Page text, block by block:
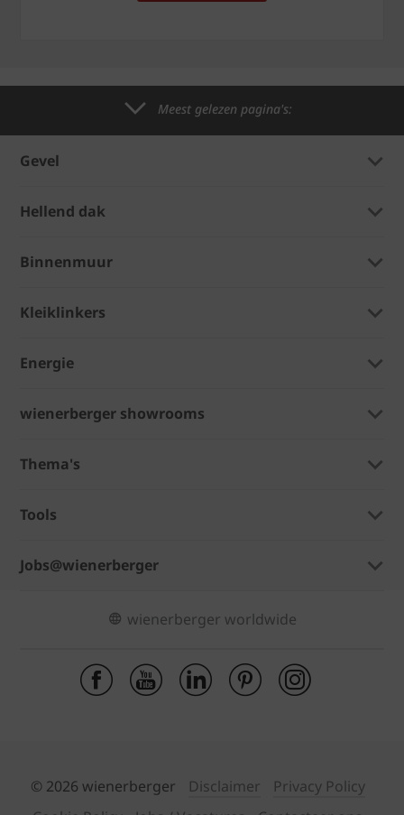
Meest gelezen pagina's:
Gevel
Hellend dak
Binnenmuur
Kleiklinkers
Energie
wienerberger showrooms
Thema's
Tools
Jobs@wienerberger
wienerberger worldwide
© 2026 wienerberger Disclaimer
Privacy Policy